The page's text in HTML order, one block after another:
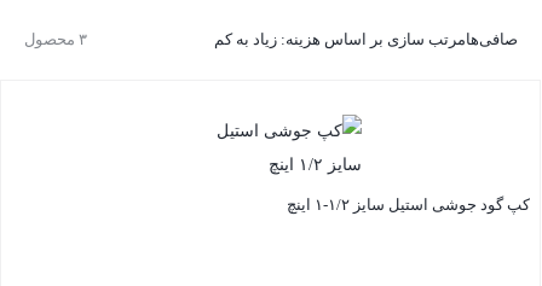
۳ محصول صافی‌هامرتب سازی بر اساس هزینه: زیاد به کم
کپ گود جوشی استیل سایز ۱/۲-۱ اینچ